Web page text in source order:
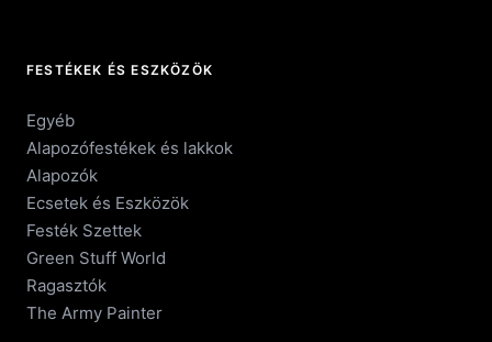
FESTÉKEK ÉS ESZKÖZÖK
Egyéb
Alapozófestékek és lakkok
Alapozók
Ecsetek és Eszközök
Festék Szettek
Green Stuff World
Ragasztók
The Army Painter